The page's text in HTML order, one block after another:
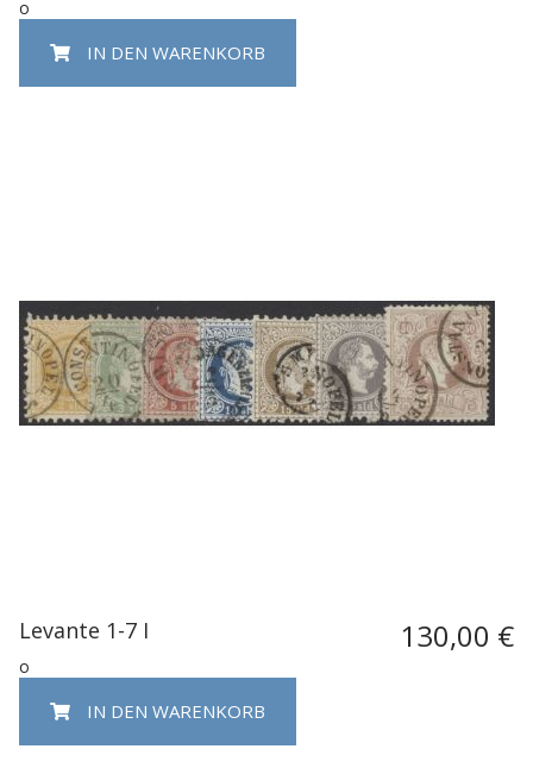
o
IN DEN WARENKORB
Levante 1-7 I 130,00 €
o
IN DEN WARENKORB